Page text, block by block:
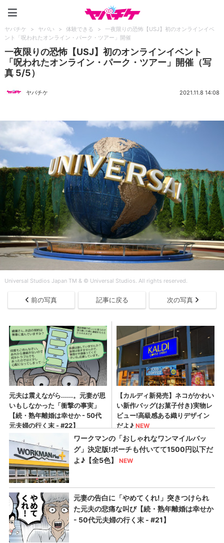
ヤバチケ > ヤバい > 体験できる >
一夜限りの恐怖【USJ】初のオンラインイベ
ント「呪われたオンライン・パーク・ツアー」開催
一夜限りの恐怖【USJ】初のオンラインイベント
「呪われたオンライン・パーク・ツアー」開催（写
真 5/5）
ヤバチケ 2021.11.8 14:08
Universal Studios Japan TM & © Universal Studios. All rights reserved.
前の写真 記事に戻る 次の写真